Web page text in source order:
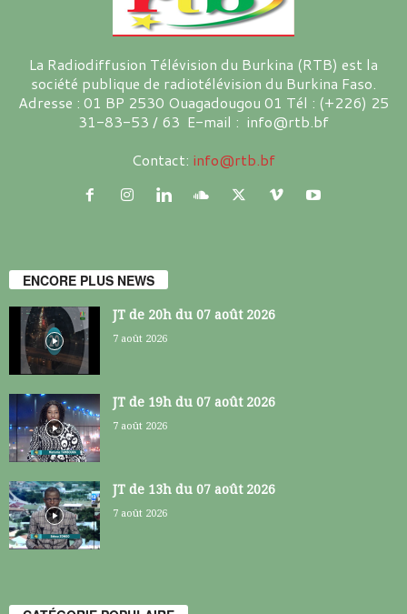
La Radiodiffusion Télévision du Burkina (RTB) est la
société publique de radiotélévision du Burkina Faso.
Adresse : 01 BP 2530 Ouagadougou 01 Tél : (+226) 25
31-83-53 / 63 E-mail : info@rtb.bf
Contact: info@rtb.bf
ENCORE PLUS NEWS
JT de 20h du 07 août 2026
7 août 2026
JT de 19h du 07 août 2026
7 août 2026
JT de 13h du 07 août 2026
7 août 2026